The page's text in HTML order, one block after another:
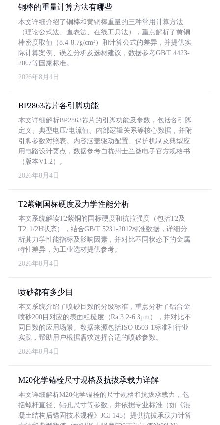
铜棒的重量计算方法有哪些
本文详细介绍了铜棒和黄铜棒重量的三种常用计算方法
（理论公式法、查表法、在线工具法），重点解析了黄铜
棒密度取值（8.4-8.7g/cm³）和计算公式的差异，并提供实
际计算案例、误差分析及选材建议，数据参考GB/T 4423-
2007等国家标准。
2026年8月4日
BP2863芯片各引脚功能
本文详细解析BP2863芯片的引脚功能及参数，包括各引脚
定义、典型电压/电流值、内部逻辑关系等核心数据，并附
引脚参数对照表。内容涵盖驱动配置、保护机制及典型应
用电路设计要点，数据参考自杭州士兰微电子官方规格书
（版本V1.2）。
2026年8月4日
T2紫铜国标硬度及力学性能分析
本文系统解读T2紫铜的国标硬度和抗拉强度（包括T2及
T2_1/2H状态），结合GB/T 5231-2012标准数据，详细分
析其力学性能指标及影响因素，并对比不同状态下的金属
特性差异，为工业选材提供参考。
2026年8月4日
喷砂都有多少目
本文系统介绍了喷砂目数的分级标准，重点分析了铝合金
喷砂200目对应的表面粗糙度（Ra 3.2-6.3μm），并对比不
同目数的应用场景。数据来源包括ISO 8503-1标准和行业
实践，帮助用户根据需求选择合适的喷砂参数。
2026年8月4日
M20化学锚栓尺寸规格及抗拔承载力详解
本文详细解析M20化学锚栓的尺寸规格和抗拔承载力，包
括螺杆直径、钻孔尺寸等参数，并依据专业标准（如《混
凝土结构后锚固技术规程》JGJ 145）提供抗拔承载力计算